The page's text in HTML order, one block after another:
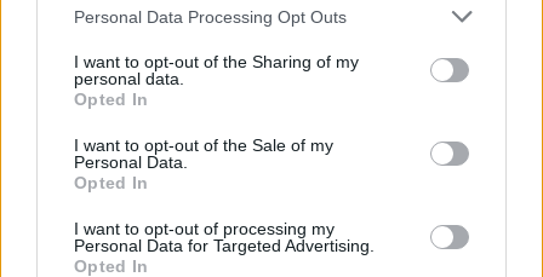
Please note that this website/app uses one or more Google
not limited to your visit or usage behaviour. You may click to
grant or deny consent to Google and its third-party tags to
use your data for below specified purposes in below Google
consent section.
Personal Data Processing Opt Outs
I want to opt-out of the Sharing of my
personal data.
Opted In
I want to opt-out of the Sale of my
Personal Data.
Opted In
I want to opt-out of processing my
Personal Data for Targeted Advertising.
Opted In
Népszerű